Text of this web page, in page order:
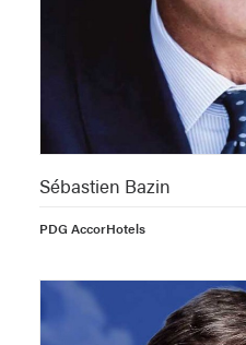
Sébastien Bazin
PDG AccorHotels